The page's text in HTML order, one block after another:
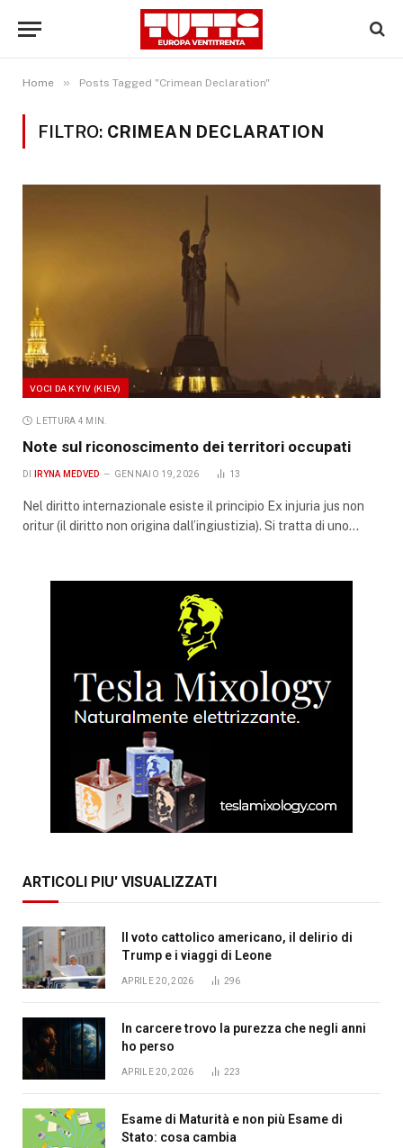
Home » Posts Tagged "Crimean Declaration"
FILTRO: CRIMEAN DECLARATION
VOCI DA KYIV (KIEV)
LETTURA 4 MIN.
Note sul riconoscimento dei territori occupati
DI IRYNA MEDVED GENNAIO 19, 2026 13
Nel diritto internazionale esiste il principio Ex injuria jus non
oritur (il diritto non origina dall’ingiustizia). Si tratta di uno…
ARTICOLI PIU' VISUALIZZATI
Il voto cattolico americano, il delirio di
Trump e i viaggi di Leone
APRILE 20, 2026 296
In carcere trovo la purezza che negli anni
ho perso
APRILE 20, 2026 223
Esame di Maturità e non più Esame di
Stato: cosa cambia